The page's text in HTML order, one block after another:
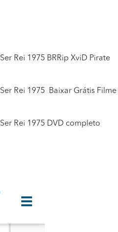
Rei 1975 BRRip XviD Pirate
Rei 1975 Baixar Grátis Filme
Rei 1975 DVD completo